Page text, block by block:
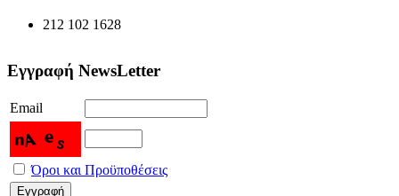
212 102 1628
Εγγραφή NewsLetter
Email
Όροι και Προϋποθέσεις